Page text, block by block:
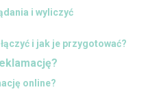
i wyliczyć
i jak je przygotować?
online?